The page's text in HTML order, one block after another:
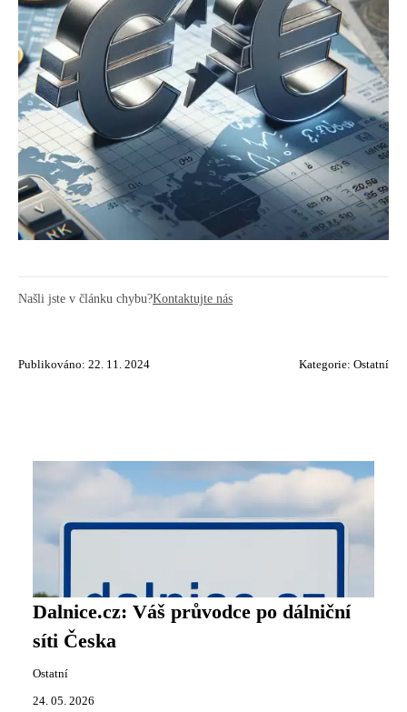
Našli jste v článku chybu?Kontaktujte nás
Publikováno: 22. 11. 2024 Kategorie: Ostatní
Dalnice.cz: Váš průvodce po dálniční
síti Česka
Ostatní
24. 05. 2026